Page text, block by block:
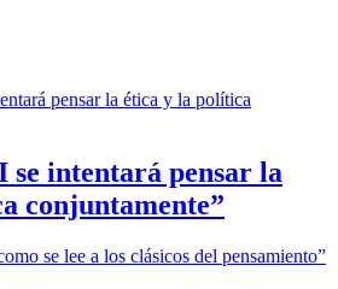
se intentará pensar la
conjuntamente”